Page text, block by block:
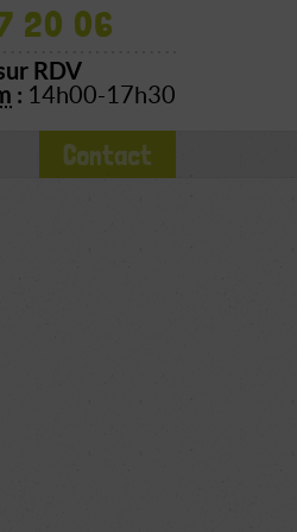
20 06
RDV
: 14h00-17h30
Contact